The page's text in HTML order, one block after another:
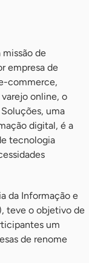
de
empresa de
commerce,
online, o
uma
digital, é a
tecnologia
da Informação e
teve o objetivo de
um
de renome